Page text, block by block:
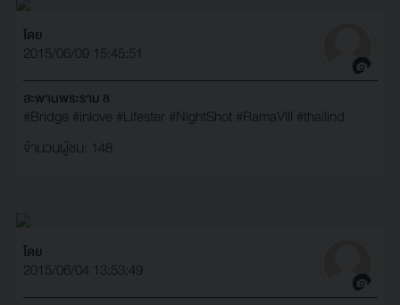
โดย
2015/06/09 15:45:51
สะพานพระราม 8
#Bridge #inlove #Lifester #NightShot #RamaVIII #thailind
จำนวนผู้ชม: 148
โดย
2015/06/04 13:53:49